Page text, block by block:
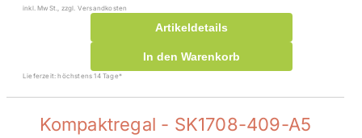
inkl. MwSt., zzgl. Versandkosten
Artikeldetails
In den Warenkorb
Lieferzeit: höchstens 14 Tage*
Kompaktregal - SK1708-409-A5